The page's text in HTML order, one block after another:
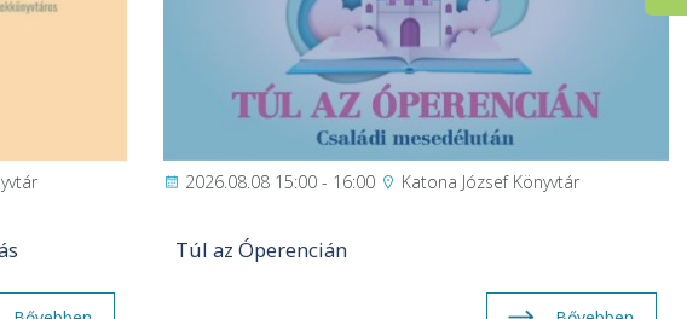
2026.08.08 15:00 - 16:00 Katona József Könyvtár
Túl az Óperencián